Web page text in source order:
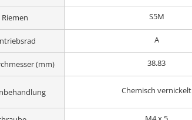
S5M
A
(mm) 38.83
Chemisch vernickelt